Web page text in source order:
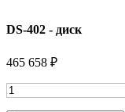
DS-402 - диск
465 658 ₽